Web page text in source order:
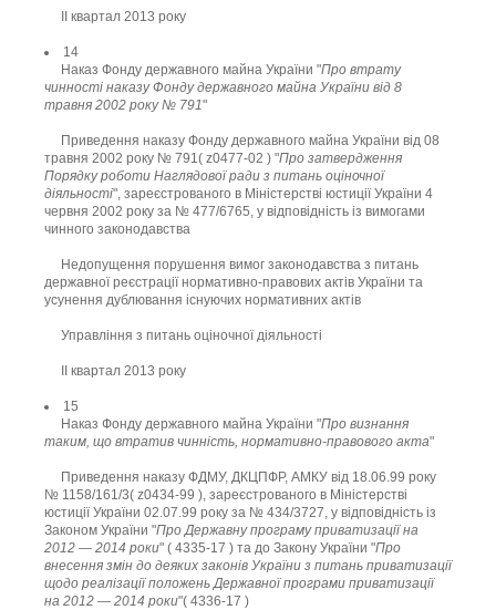
II квартал 2013 року
14
Наказ Фонду державного майна України "Про втрату
чинності наказу Фонду державного майна України від 8
травня 2002 року № 791"
Приведення наказу Фонду державного майна України від 08
травня 2002 року № 791( z0477-02 ) "Про затвердження
Порядку роботи Наглядової ради з питань оціночної
діяльності", зареєстрованого в Міністерстві юстиції України 4
червня 2002 року за № 477/6765, у відповідність із вимогами
чинного законодавства
Недопущення порушення вимог законодавства з питань
державної реєстрації нормативно-правових актів України та
усунення дублювання існуючих нормативних актів
Управління з питань оціночної діяльності
II квартал 2013 року
15
Наказ Фонду державного майна України "Про визнання
таким, що втратив чинність, нормативно-правового акта"
Приведення наказу ФДМУ, ДКЦПФР, АМКУ від 18.06.99 року
№ 1158/161/3( z0434-99 ), зареєстрованого в Міністерстві
юстиції України 02.07.99 року за № 434/3727, у відповідність із
Законом України "Про Державну програму приватизації на
2012 — 2014 роки" ( 4335-17 ) та до Закону України "Про
внесення змін до деяких законів України з питань приватизації
щодо реалізації положень Державної програми приватизації
на 2012 — 2014 роки"( 4336-17 )